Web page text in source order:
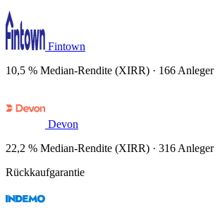
Fintown
10,5 % Median-Rendite (XIRR) · 166 Anleger
Devon
22,2 % Median-Rendite (XIRR) · 316 Anleger
Rückkaufgarantie